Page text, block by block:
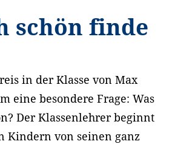
schön finde
in der Klasse von Max
eine besondere Frage: Was
Der Klassenlehrer beginnt
Kindern von seinen ganz